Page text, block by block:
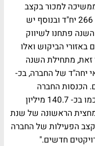
למכור בקצב
מכירות גבוה, מתחילת השנה מכרנו 266 יח"ד ובנוסף יש
השנה פתחנו לשיווק
הביקוש ואלו
זאת, מתחילת השנה
יחה"ד של החברה, בכ-
הכנסות החברה
ממכירת דירות ברבעון הנוכחי הסתכמו בכ- 140.7 מיליון
שקל במחצית הראשונה של שנת
וקצב הפעילות של החברה
חדשים."